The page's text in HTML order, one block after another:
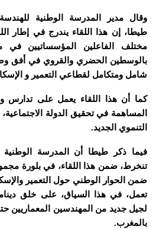
وقال مدير المدرسة الوطنية للهندسة
طيطا، إن هذا اللقاء يندرج في إطار
مختلف الفاعلين المؤسساتيين في
بالوسطين الحضري والقروي في أفق
شامل ومتكامل لقطاعي التعمير و
كما أن هذا اللقاء يعمل على تدارس
المساهمة في تحقيق الدولة
التنموي الجديد.
فيما ذكر طيطا أن المدرسة الوطنية
تنخرط، ضمن هذا اللقاء، في بلورة
ضمن الحوار الوطني حول التعمير
تعمل، في هذا السياق، على خلق
لجيل جديد من المهندسين المعماريين
بالمغرب.